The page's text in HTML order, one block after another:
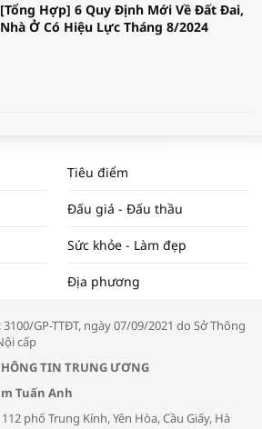
[Tổng Hợp] 6 Quy Định Mới Về Đất Đai,
Nhà Ở Có Hiệu Lực Tháng 8/2024
NAM NĂM 2024 VÀ NĂM 2025 | NHỊP
ĐẬP THỊ TRƯỜNG #62
Tọa đàm “Xúc tiến thương mại: Khơi
Bác sĩ tư vấn cách phòng tránh bệnh
Tiêu điểm
Đấu giá - Đấu thầu
Sức khỏe - Làm đẹp
Địa phương
GP-TTĐT, ngày 07/09/2021 do Sở Thông
cấp
TIN TRUNG ƯƠNG
Tuấn Anh
phố Trung Kính, Yên Hòa, Cầu Giấy, Hà